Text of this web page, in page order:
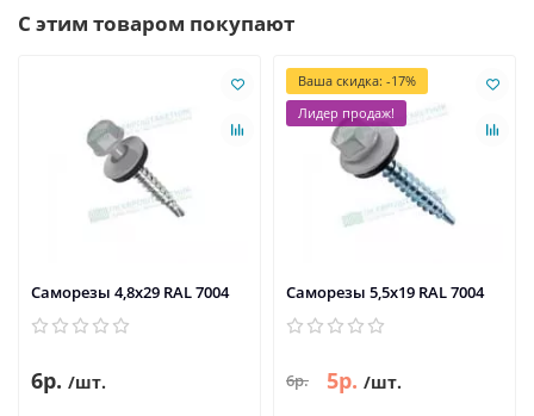
С этим товаром покупают
Саморезы 4,8х29 RAL 7004
6р. /шт.
Ваша скидка: -17%
Лидер продаж!
Саморезы 5,5х19 RAL 7004
6р. 5р. /шт.